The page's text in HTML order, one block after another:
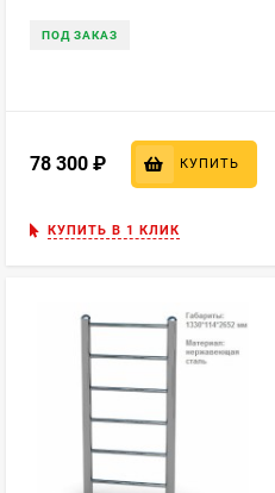
ПОД ЗАКАЗ
78 300 КУПИТЬ
КУПИТЬ В 1 КЛИК